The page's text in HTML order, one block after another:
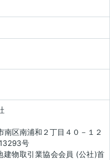
南区南浦和２丁目４０－１２
号
建物取引業協会会員 (公社)首